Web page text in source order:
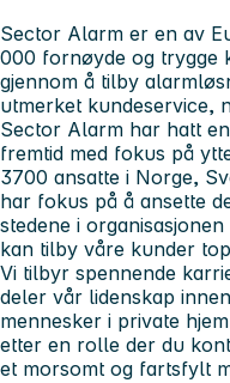
Sector Alarm er en av
000 fornøyde og trygge
gjennom å tilby
utmerket kundeservice,
Sector Alarm har hatt
fremtid med fokus på
3700 ansatte i Norge,
har fokus på å ansette
stedene i
kan tilby våre kunder
Vi tilbyr spennende
deler vår lidenskap
mennesker i private
etter en rolle der du
et morsomt og fartsfylt